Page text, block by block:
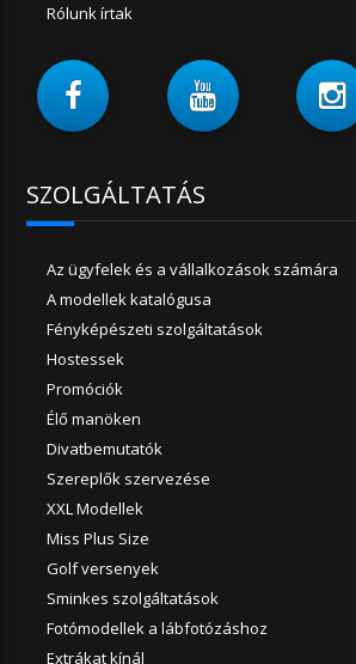
Rólunk írtak
SZOLGÁLTATÁS
Az ügyfelek és a vállalkozások számára
A modellek katalógusa
Fényképészeti szolgáltatások
Hostessek
Promóciók
Élő manöken
Divatbemutatók
Szereplők szervezése
XXL Modellek
Miss Plus Size
Golf versenyek
Sminkes szolgáltatások
Fotómodellek a lábfotózáshoz
Extrákat kínál